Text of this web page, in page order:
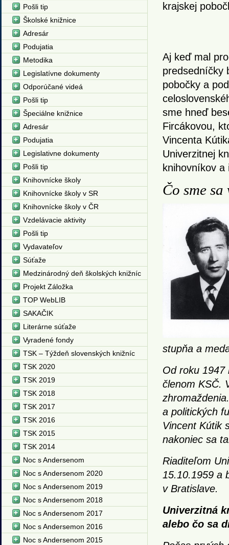
krajskej
Aj keď mal
predsedníčky
pobočky a
sme hneď
Fircákovou,
Vincenta
Univerzitnej
knihovníkov a
Čo sme
stupňa a
Od roku 1947
členom KSČ.
a politických
Vincent Kútik
nakoniec sa
Riaditeľom
15.10.1959 a
v Bratislave.
Univerzitná
alebo čo sa
Pošli tip
Školské knižnice
Adresár
Podujatia
Metodika
Legislatívne dokumenty
Odporúčané videá
Pošli tip
Špeciálne knižnice
Adresár
Podujatia
Legislativne dokumenty
Pošli tip
Knihovnícke školy
Knihovnícke školy v SR
Knihovnícke školy v ČR
Vzdelávacie aktivity
Pošli tip
Vydavateľov
Súťaže
Medzinárodný deň školských knižníc
Projekt Záložka
TOP WebLIB
SAKAČIK
Literárne súťaže
Vyradené fondy
TSK – Týždeň slovenských knižníc
TSK 2020
TSK 2019
TSK 2018
TSK 2017
TSK 2016
TSK 2015
TSK 2014
Noc s Andersenom
Noc s Andersenom 2020
Noc s Andersenom 2019
Noc s Andersenom 2018
Noc s Andersenom 2017
Noc s Andersemon 2016
Noc s Andersenom 2015